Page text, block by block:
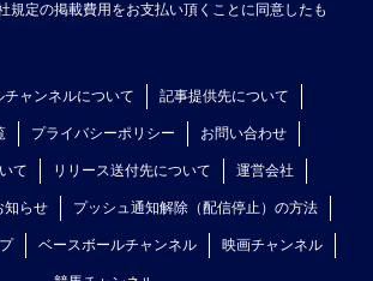
規定の掲載費用をお支払い頂くことに同意したも
チャンネルについて 記事提供先について
プライバシーポリシー お問い合わせ
て リリース送付先について 運営会社
知らせ プッシュ通知解除（配信停止）の方法
ベースボールチャンネル 映画チャンネル